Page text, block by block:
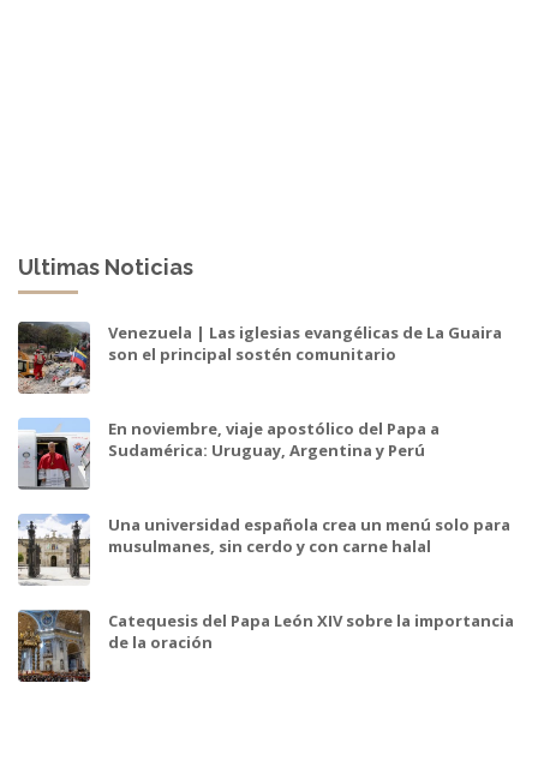
Ultimas Noticias
Venezuela | Las iglesias evangélicas de La Guaira
son el principal sostén comunitario
En noviembre, viaje apostólico del Papa a
Sudamérica: Uruguay, Argentina y Perú
Una universidad española crea un menú solo para
musulmanes, sin cerdo y con carne halal
Catequesis del Papa León XIV sobre la importancia
de la oración